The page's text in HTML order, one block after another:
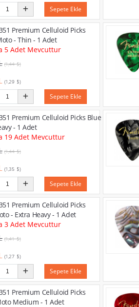
Sepete Ekle
Premium Celluloid Picks
- Thin - 1 Adet
5 Adet Mevcuttur
(1,44 $)
(1,29 $)
Sepete Ekle
Premium Celluloid Picks Blue
- 1 Adet
19 Adet Mevcuttur
(1,44 $)
(1,35 $)
Sepete Ekle
Premium Celluloid Picks
- Extra Heavy - 1 Adet
3 Adet Mevcuttur
(1,41 $)
(1,27 $)
Sepete Ekle
Premium Celluloid Picks
Medium - 1 Adet